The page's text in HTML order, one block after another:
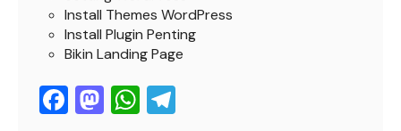
Install Themes WordPress
Install Plugin Penting
Bikin Landing Page
F M W